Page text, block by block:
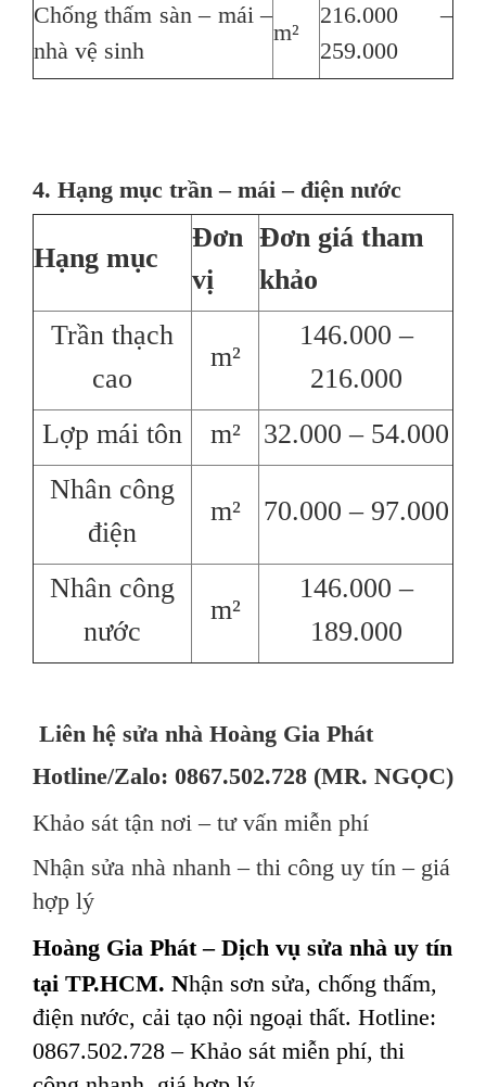
Chống thấm sàn – mái –
nhà vệ sinh
m²
216.000 –
259.000
4. Hạng mục trần – mái – điện nước
Hạng mục
Đơn
vị
Đơn giá tham
khảo
Trần thạch
cao
m²
146.000 –
216.000
Lợp mái tôn
m²
32.000 – 54.000
Nhân công
điện
m² 70.000 – 97.000
Nhân công
nước
m²
146.000 –
189.000
Liên hệ sửa nhà Hoàng Gia Phát
Hotline/Zalo: 0867.502.728 (MR. NGỌC)
Khảo sát tận nơi – tư vấn miễn phí
Nhận sửa nhà nhanh – thi công uy tín – giá
hợp lý
Hoàng Gia Phát – Dịch vụ sửa nhà uy tín
tại TP.HCM. Nhận sơn sửa, chống thấm,
điện nước, cải tạo nội ngoại thất. Hotline:
0867.502.728 – Khảo sát miễn phí, thi